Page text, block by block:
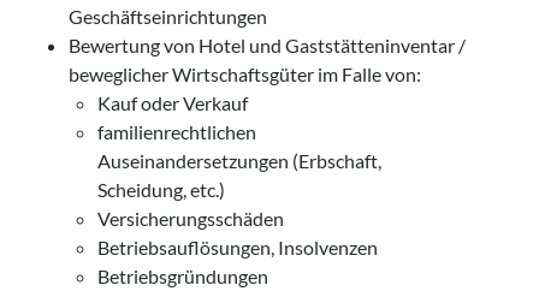
Geschäftseinrichtungen
Bewertung von Hotel und Gaststätteninventar /
beweglicher Wirtschaftsgüter im Falle von:
Kauf oder Verkauf
familienrechtlichen
Auseinandersetzungen (Erbschaft,
Scheidung, etc.)
Versicherungsschäden
Betriebsauflösungen, Insolvenzen
Betriebsgründungen